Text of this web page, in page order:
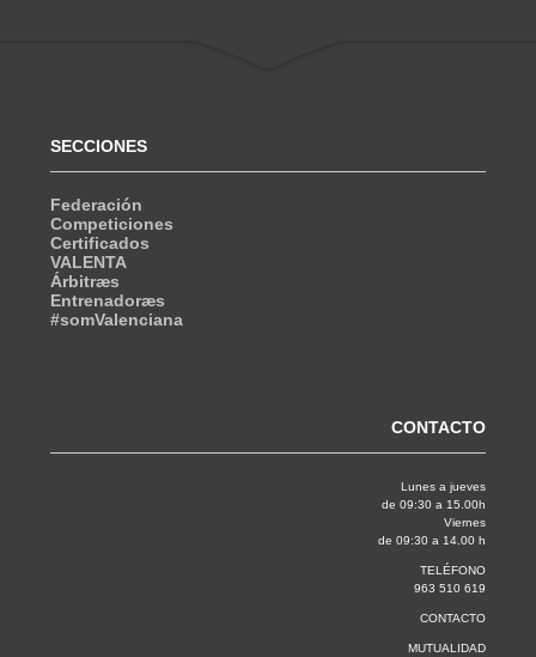
SECCIONES
Federación
Competiciones
Certificados
VALENTA
Árbitræs
Entrenadoræs
#somValenciana
CONTACTO
Lunes a jueves
de 09:30 a 15.00h
Viernes
de 09:30 a 14.00 h
TELÉFONO
963 510 619
CONTACTO
MUTUALIDAD